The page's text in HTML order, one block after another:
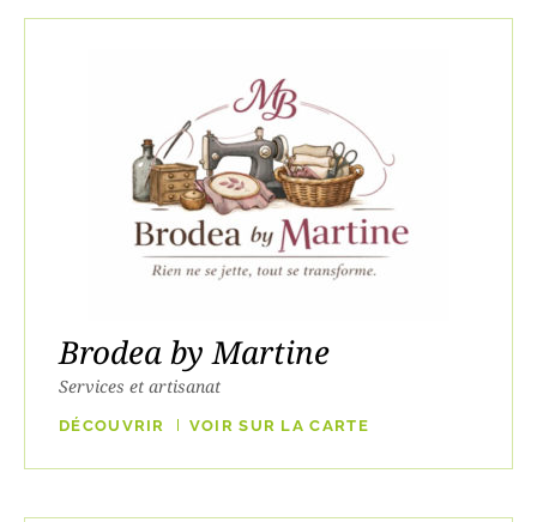
Brodea by Martine
Services et artisanat
DÉCOUVRIR VOIR SUR LA CARTE